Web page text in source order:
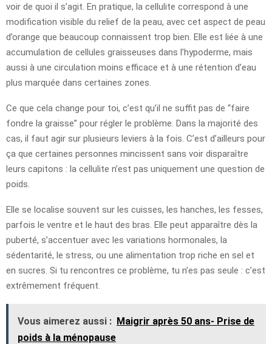
voir de quoi il s’agit. En pratique, la cellulite correspond à une
modification visible du relief de la peau, avec cet aspect de peau
d’orange que beaucoup connaissent trop bien. Elle est liée à une
accumulation de cellules graisseuses dans l’hypoderme, mais
aussi à une circulation moins efficace et à une rétention d’eau
plus marquée dans certaines zones.
Ce que cela change pour toi, c’est qu’il ne suffit pas de “faire
fondre la graisse” pour régler le problème. Dans la majorité des
cas, il faut agir sur plusieurs leviers à la fois. C’est d’ailleurs pour
ça que certaines personnes mincissent sans voir disparaître
leurs capitons : la cellulite n’est pas uniquement une question de
poids.
Elle se localise souvent sur les cuisses, les hanches, les fesses,
parfois le ventre et le haut des bras. Elle peut apparaître dès la
puberté, s’accentuer avec les variations hormonales, la
sédentarité, le stress, ou une alimentation trop riche en sel et
en sucres. Si tu rencontres ce problème, tu n’es pas seule : c’est
extrêmement fréquent.
Vous aimerez aussi : Maigrir après 50 ans- Prise de
poids à la ménopause